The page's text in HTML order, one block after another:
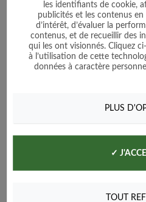
les identifiants de cookie,
publicités et les contenus
d’intérêt, d’évaluer la
contenus, et de recueillir des
qui les ont visionnés. Cliquez
à l’utilisation de cette
données à caractère
PLUS
✓
TOUT